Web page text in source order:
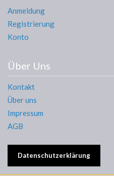
Anmeldung
Registrierung
Konto
Über Uns
Kontakt
Über uns
Impressum
AGB
Datenschutzerklärung